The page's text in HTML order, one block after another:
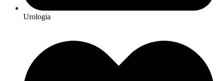
Urologia